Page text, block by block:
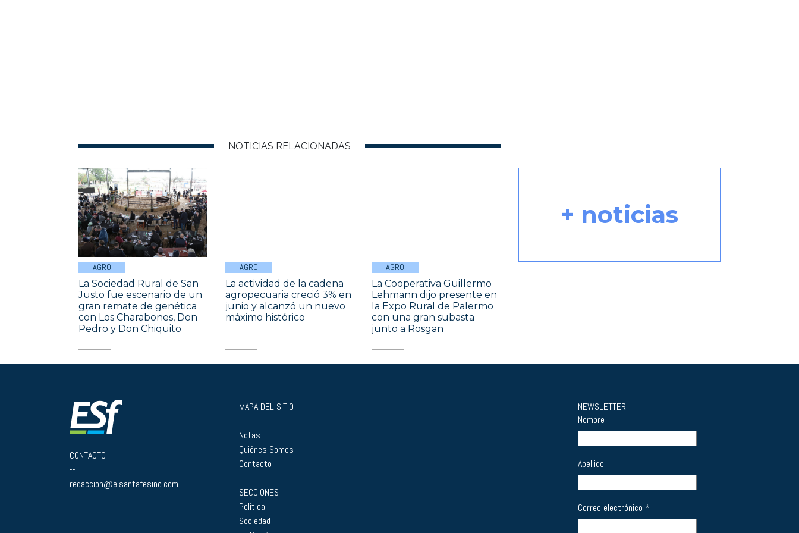
NOTICIAS RELACIONADAS
AGRO
La Sociedad Rural de San
Justo fue escenario de un
gran remate de genética
con Los Charabones, Don
Pedro y Don Chiquito
AGRO
La actividad de la cadena
agropecuaria creció 3% en
junio y alcanzó un nuevo
máximo histórico
AGRO
La Cooperativa Guillermo
Lehmann dijo presente en
la Expo Rural de Palermo
con una gran subasta
junto a Rosgan
+ noticias
CONTACTO
--
redaccion@elsantafesino.com
MAPA DEL SITIO
--
Notas
Quiénes Somos
Contacto
-
SECCIONES
Política
Sociedad
NEWSLETTER
Nombre
Apellido
Correo electrónico *